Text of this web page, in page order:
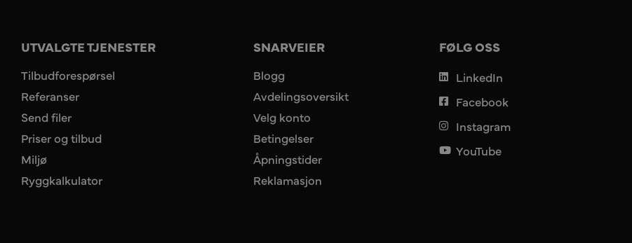
UTVALGTE TJENESTER
Tilbudforespørsel
Referanser
Send filer
Priser og tilbud
Miljø
Ryggkalkulator
SNARVEIER
Blogg
Avdelingsoversikt
Velg konto
Betingelser
Åpningstider
Reklamasjon
FØLG OSS
LinkedIn
Facebook
Instagram
YouTube